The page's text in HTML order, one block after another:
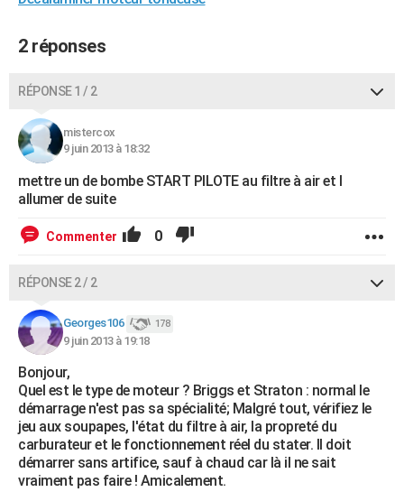
GUIDES D'ACHAT
BONS PLANS
CARTE DE VOEUX
Carte de Noël
Carte Bonne année
Carte Saint-Valentin
Carte Pâques
Carte d'anniversaire
DICTIONNAIRE
Dictionnaire
Biographies
Citations
Expressions
Proverbes
PROGRAMME TV
COPAINS D'AVANT
S'inscrire
Se connecter
Lycées
Collèges
Primaires
Universités
Entreprises
Service militaire
Avis de recherche
AVIS DE DÉCÈS
FORUM
Bricolage
Lifestyle
Culture
Sport
Auto
Television
Voyage
Cinema
2 réponses
RÉPONSE 1 / 2
mistercox
9 juin 2013 à 18:32
mettre un de bombe START PILOTE au filtre à air et l
allumer de suite
Commenter 0
RÉPONSE 2 / 2
Georges106 178
9 juin 2013 à 19:18
Bonjour,
Quel est le type de moteur ? Briggs et Straton : normal le
démarrage n'est pas sa spécialité; Malgré tout, vérifiez le
jeu aux soupapes, l'état du filtre à air, la propreté du
carburateur et le fonctionnement réel du stater. Il doit
démarrer sans artifice, sauf à chaud car là il ne sait
vraiment pas faire ! Amicalement.